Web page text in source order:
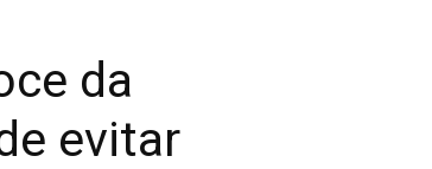
da
evitar